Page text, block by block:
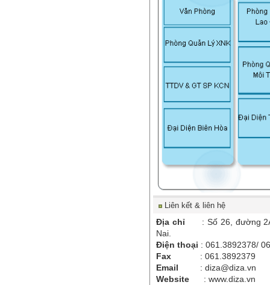
Liên kết & liên hệ
Địa chỉ
: Số 26, đường
Nai.
Điện thoại : 061.3892378/
Fax
: 061.3892379
Email
: diza@diza.vn
Website
: www.diza.vn